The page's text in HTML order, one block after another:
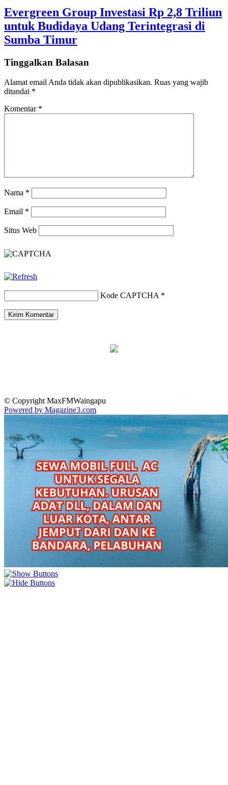
Evergreen Group Investasi Rp 2,8 Triliun
untuk Budidaya Udang Terintegrasi di
Sumba Timur
Tinggalkan Balasan
Alamat email Anda tidak akan dipublikasikan. Ruas yang wajib
ditandai *
Komentar *
Nama *
Email *
Situs Web
Kode CAPTCHA *
© Copyright MaxFMWaingapu
Powered by Magazine3.com